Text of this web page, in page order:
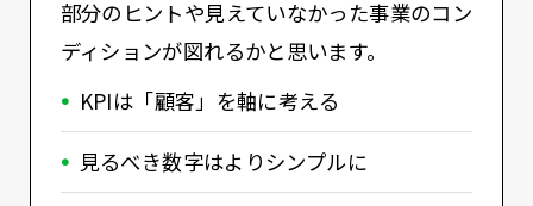
部分のヒントや見えていなかった事業のコン
ディションが図れるかと思います。
KPIは「顧客」を軸に考える
見るべき数字はよりシンプルに